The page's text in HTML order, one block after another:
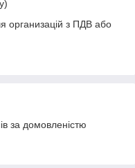
организацій з ПДВ або
за домовленістю